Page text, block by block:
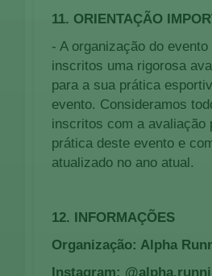
11. ORIENTAÇÃO
- A organização do
inscritos uma rigorosa
para a sua prática
evento. Consideramos
inscritos com a avaliação
prática deste evento e
atualizado no ano atual.
12. INFORMAÇÕES
Organização: Alpha
Instagram: